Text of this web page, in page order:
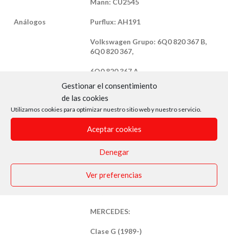
Gestionar el consentimiento
de las cookies
Utilizamos cookies para optimizar nuestro sitio web y nuestro servicio.
Aceptar cookies
Denegar
Ver preferencias
Análogos
Mann: CU2545
Purflux: AH191
Volkswagen Grupo: 6Q0 820 367 B,
6Q0 820 367,
6Q0 820 367 A
Zaffo: 424
Circuitos de climatización del
habitáculo en coches del grupo
AUDI:
MERCEDES:
Clase G (1989-)